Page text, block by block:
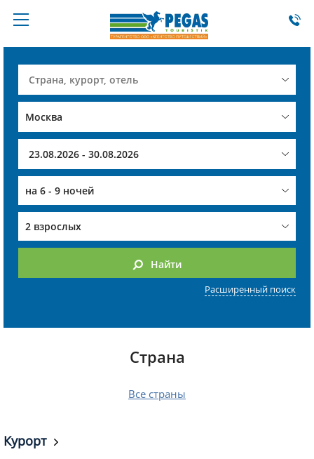
на 6 - 9 ночей
2 взрослых
Найти
Расширенный поиск
Страна
Все страны
Курорт